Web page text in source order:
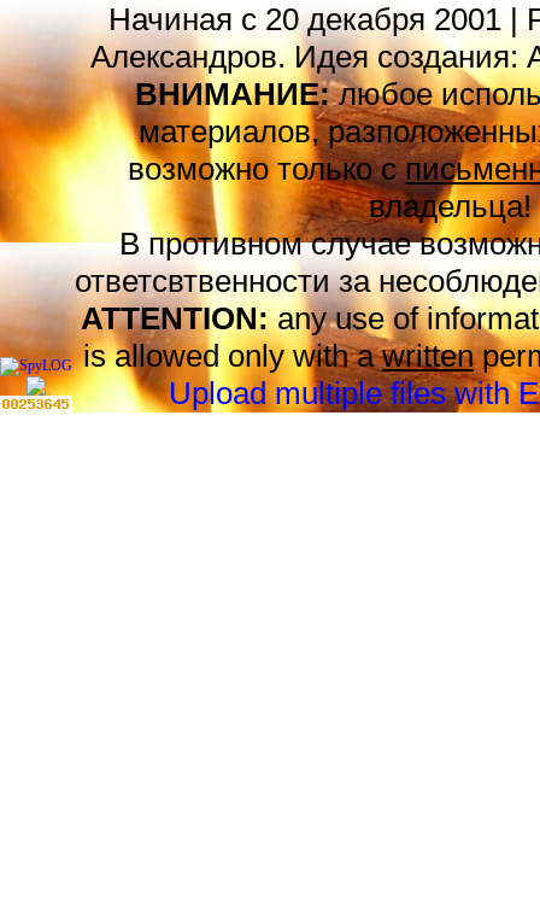
Начиная с 20 декабря 2001 |
Александров. Идея создания:
ВНИМАНИЕ:любое
материалов,
возможно только с
владельца!
В противном случае
ответсвтвенности за
ATTENTION:any use of
is allowed only with awritten
Upload multiple files with